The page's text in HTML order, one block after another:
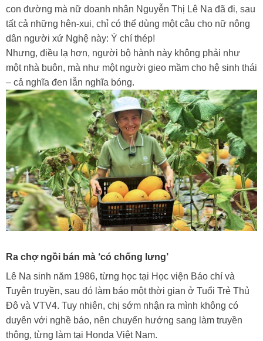
con đường mà nữ doanh nhân Nguyễn Thị Lê Na đã đi, sau
tất cả những hên-xui, chỉ có thể dùng một câu cho nữ nông
dân người xứ Nghệ này: Ý chí thép!
Nhưng, điều lạ hơn, người bộ hành này không phải như
một nhà buôn, mà như một người gieo mầm cho hệ sinh thái
– cả nghĩa đen lẫn nghĩa bóng.
Ra chợ ngồi bán mà ‘có chống lưng’
Lê Na sinh năm 1986, từng học tại Học viện Báo chí và
Tuyên truyền, sau đó làm báo một thời gian ở Tuổi Trẻ Thủ
Đô và VTV4. Tuy nhiên, chị sớm nhận ra mình không có
duyên với nghề báo, nên chuyển hướng sang làm truyền
thông, từng làm tại Honda Việt Nam.